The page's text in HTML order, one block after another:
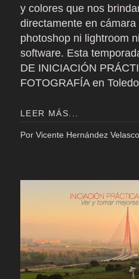
y colores que nos
directamente en
photoshop ni lightroom
software. Esta
DE INICIACIÓN
FOTOGRAFÍA en
LEER MÁS...
Por Vicente Hernández